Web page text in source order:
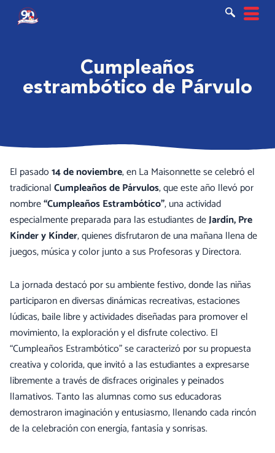
Cumpleaños
estrambótico de Párvulo
El pasado14 de noviembre, en La Maisonnette se celebró el
tradicionalCumpleaños de Párvulos, que este año llevó por
nombre“Cumpleaños Estrambótico”, una actividad
especialmente preparada para las estudiantes deJardín, Pre
Kínder y Kínder, quienes disfrutaron de una mañana llena de
juegos, música y color junto a sus Profesoras y Directora.
La jornada destacó por su ambiente festivo, donde las niñas
participaron en diversas dinámicas recreativas, estaciones
lúdicas, baile libre y actividades diseñadas para promover el
movimiento, la exploración y el disfrute colectivo. El
“Cumpleaños Estrambótico” se caracterizó por su propuesta
creativa y colorida, que invitó a las estudiantes a expresarse
libremente a través de disfraces originales y peinados
llamativos. Tanto las alumnas como sus educadoras
demostraron imaginación y entusiasmo, llenando cada rincón
de la celebración con energía, fantasía y sonrisas.